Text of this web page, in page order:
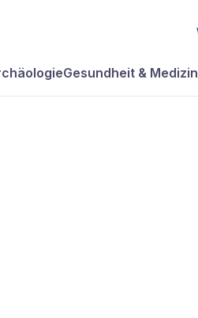
Gesundheit & Medizin